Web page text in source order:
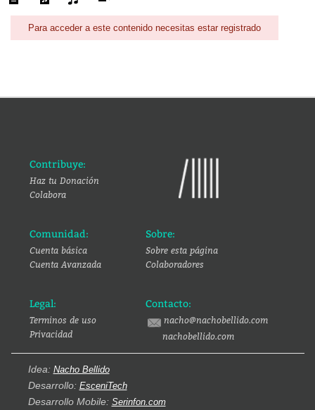
Para acceder a este contenido necesitas estar registrado
Contribuye:
Haz tu Donación
Colabora
Comunidad:
Cuenta básica
Cuenta Avanzada
Sobre:
Sobre esta página
Colaboradores
Legal:
Terminos de uso
Privacidad
Contacto:
nacho@nachobellido.com
nachobellido.com
Idea: Nacho Bellido
Desarrollo: EsceniTech
Desarrollo Mobile: Serinfon.com